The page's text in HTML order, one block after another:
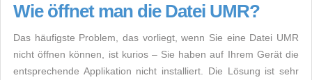
Wie öffnet man die Datei UMR?
Das häufigste Problem, das vorliegt, wenn Sie eine Datei UMR
nicht öffnen können, ist kurios – Sie haben auf Ihrem Gerät die
entsprechende Applikation nicht installiert. Die Lösung ist sehr